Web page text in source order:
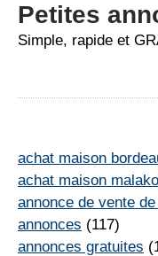
Petites
Simple, rapide et
achat maison
achat maison
annonce de vente
annonces (117)
annonces gratuites